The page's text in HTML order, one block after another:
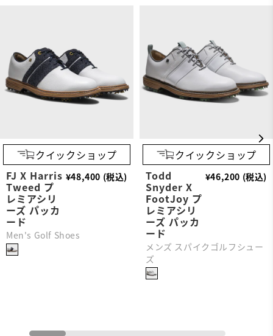
クイックショップ
FJ X Harris
Tweed プ
レミアシリ
ーズ パッカ
ード
Men's Golf Shoes
¥48,400 (税込)
クイックショップ
Todd
Snyder X
FootJoy プ
レミアシリ
ーズ パッカ
ード
メンズ スパイクゴルフシュー
ズ
¥46,200 (税込)